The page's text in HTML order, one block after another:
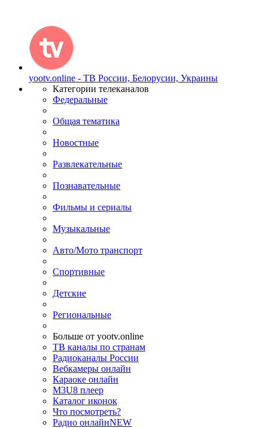
yootv.online - ТВ России, Белорусии, Украины
Категории телеканалов
Федеральные
Общая тематика
Новостные
Развлекательные
Познавательные
Фильмы и сериалы
Музыкальные
Авто/Мото транспорт
Спортивные
Детские
Региональные
Больше от yootv.online
ТВ каналы по странам
Радиоканалы России
Вебкамеры онлайн
Караоке онлайн
M3U8 плеер
Каталог иконок
Что посмотреть?
Радио онлайнNEW